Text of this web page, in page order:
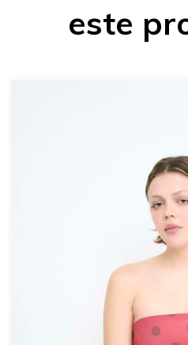
este